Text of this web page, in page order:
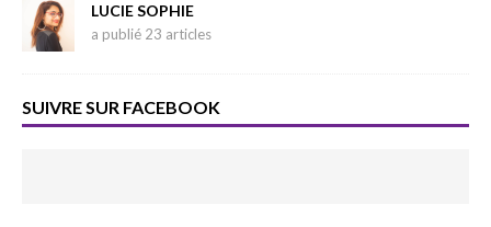
LUCIE SOPHIE
a publié 23 articles
SUIVRE SUR FACEBOOK